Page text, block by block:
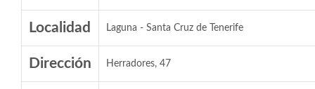
Localidad Laguna - Santa Cruz de Tenerife
Dirección Herradores, 47